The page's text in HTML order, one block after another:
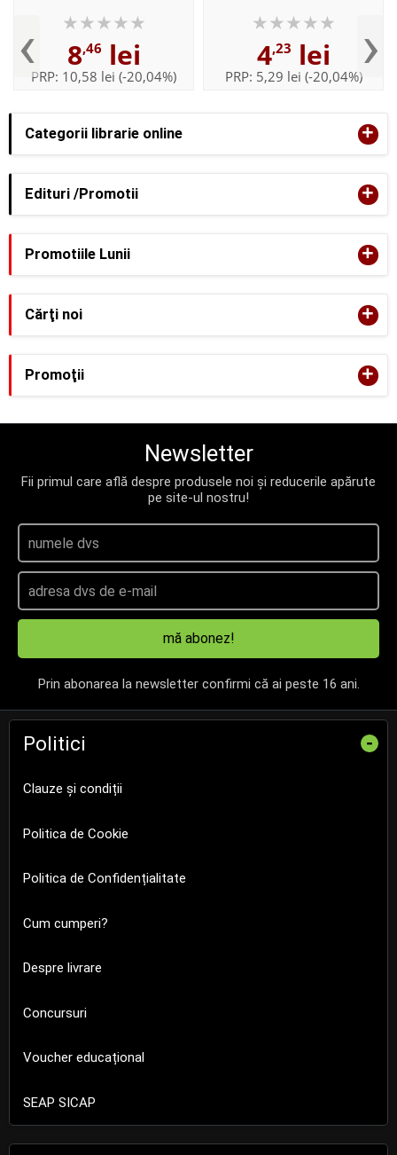
Categorii librarie online +
Edituri /Promotii +
‹ 8,46 lei
PRP: 10,58 lei (-20,04%)
4,23 lei
PRP: 5,29 lei (-20,04%)›
Promotiile Lunii +
Cărţi noi +
Promoţii +
Newsletter
Fii primul care află despre produsele noi și reducerile apărute
pe site-ul nostru!
mă abonez!
Prin abonarea la newsletter confirmi că ai peste 16 ani.
Politici -
Clauze și condiții
Politica de Cookie
Politica de Confidențialitate
Cum cumperi?
Despre livrare
Concursuri
Voucher educațional
SEAP SICAP